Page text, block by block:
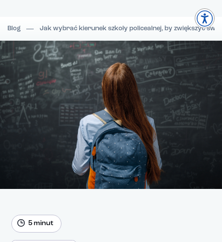
Blog Jak wybrać kierunek szkoły policealnej, by zwiększyć
5 minut